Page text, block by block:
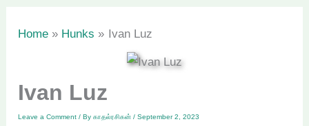
Home Hunks Ivan Luz
Ivan Luz
Leave a Comment / Byகாதல்ரசிகன்/September 2, 2023